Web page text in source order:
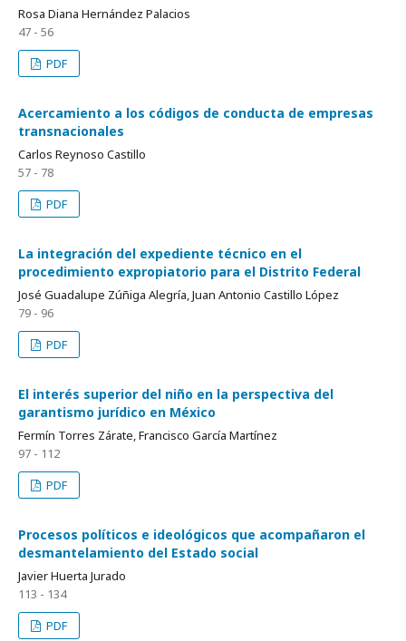
Rosa Diana Hernández Palacios
47 - 56
PDF
Acercamiento a los códigos de conducta de empresas
transnacionales
Carlos Reynoso Castillo
57 - 78
PDF
La integración del expediente técnico en el
procedimiento expropiatorio para el Distrito Federal
José Guadalupe Zúñiga Alegría, Juan Antonio Castillo López
79 - 96
PDF
El interés superior del niño en la perspectiva del
garantismo jurídico en México
Fermín Torres Zárate, Francisco García Martínez
97 - 112
PDF
Procesos políticos e ideológicos que acompañaron el
desmantelamiento del Estado social
Javier Huerta Jurado
113 - 134
PDF